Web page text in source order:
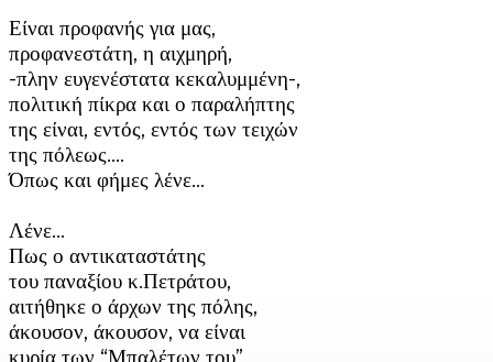
Είναι προφανής για μας,
προφανεστάτη, η αιχμηρή,
-πλην ευγενέστατα κεκαλυμμένη-,
πολιτική πίκρα και ο παραλήπτης
της είναι, εντός, εντός των τειχών
της πόλεως….
Όπως και φήμες λένε…
Λένε…
Πως ο αντικαταστάτης
του παναξίου κ.Πετράτου,
αιτήθηκε ο άρχων της πόλης,
άκουσον, άκουσον, να είναι
κυρία των “Μπαλέτων του”….